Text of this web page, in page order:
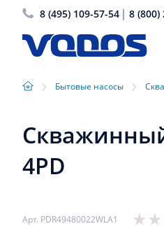
8 (495) 109-57-54 8 (800)
› Бытовые насосы ›
4PD
Арт. PDR49480022WLA1